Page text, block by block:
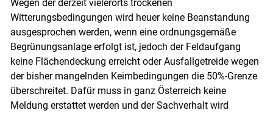
Wegen der derzeit vielerorts trockenen
Witterungsbedingungen wird heuer keine Beanstandung
ausgesprochen werden, wenn eine ordnungsgemäße
Begrünungsanlage erfolgt ist, jedoch der Feldaufgang
keine Flächendeckung erreicht oder Ausfallgetreide wegen
der bisher mangelnden Keimbedingungen die 50%-Grenze
überschreitet. Dafür muss in ganz Österreich keine
Meldung erstattet werden und der Sachverhalt wird